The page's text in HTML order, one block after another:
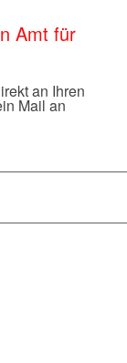
Amt für
an Ihren
Mail an